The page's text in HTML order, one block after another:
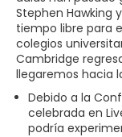
Stephen Hawking
tiempo libre para
colegios
Cambridge
llegaremos hacia
Debido a la
celebrada en
podría